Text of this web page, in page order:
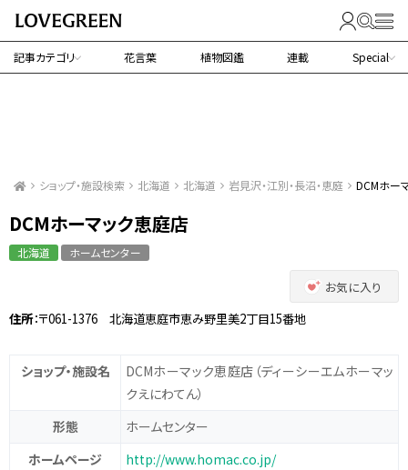
記事カテゴリ 花言葉 植物図鑑 連載 Special
ショップ・施設検索 北海道 北海道 岩見沢・江別・長沼・恵庭 DCMホー
DCMホーマック恵庭店
北海道 ホームセンター
お気に入り
住所：〒061-1376 北海道恵庭市恵み野里美2丁目15番地
ショップ・施設名 DCMホーマック恵庭店 （ディーシーエムホーマッ
クえにわてん）
形態
ホームセンター
ホームページ
http://www.homac.co.jp/